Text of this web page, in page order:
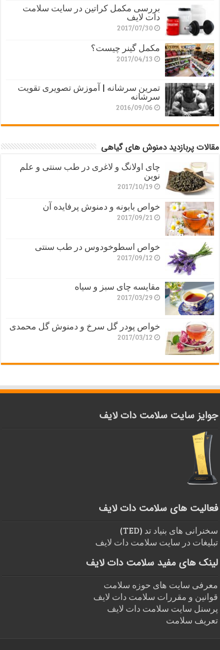
بررسی مکمل کراتین در سایت سلامت
دات لایف
2017/07/30
مکمل گینر چیست؟
2017/04/13
تمرین سرشانه | آموزش تصویری تقویت
سرشانه
2016/09/06
مقالات پربازدید دمنوش های گیاهی
چای اولانگ و لاغری در طب سنتی و علم
نوین
2017/10/19
خواص بابونه و دمنوش پرفایده آن
2017/09/21
خواص اسطوخودوس در طب سنتی
2017/09/12
مقایسه چای سبز و سیاه
2017/03/29
خواص پودر گل سرخ و دمنوش گل محمدی
2017/03/12
جوایز سایت سلامت دات لایف
فعالیت های سلامت دات لایف
سخنرانی های بنیاد تد (TED)
تبلیغات در سایت سلامت دات لایف
لینک های مفید سلامت دات لایف
معرفی سایت های حوزه سلامت
قوانین و مقررات سلامت دات لایف
پرسنل سایت سلامت دات لایف
تعریف سلامت